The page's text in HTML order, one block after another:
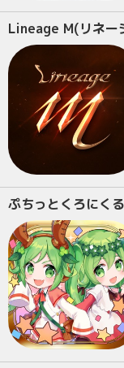
Lineage M(リネー
ぷちっとくろにくる